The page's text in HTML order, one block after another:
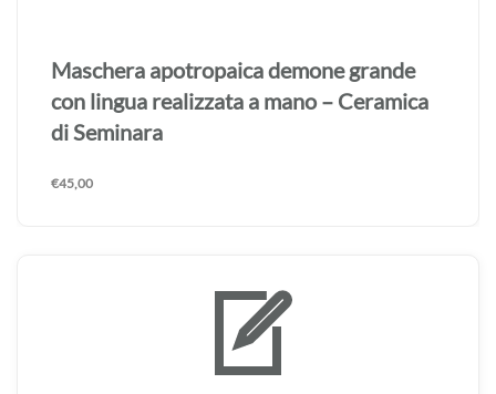
Maschera apotropaica demone grande
con lingua realizzata a mano – Ceramica
di Seminara
€45,00